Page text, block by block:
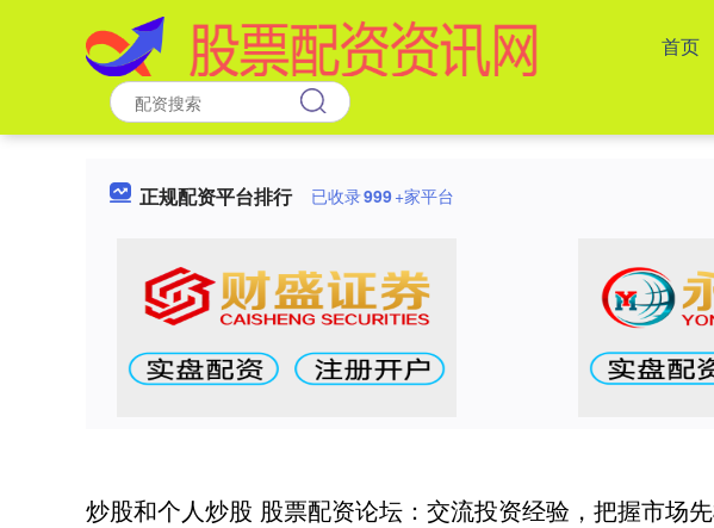
首页
正规配资平台排行 已收录999+家平台
炒股和个人炒股 股票配资论坛：交流投资经验，把握市场